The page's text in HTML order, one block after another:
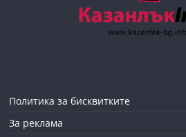
Политика за бисквитките
За реклама